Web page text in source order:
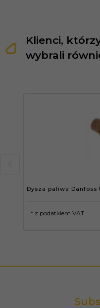
Klienci,
wybrali
Dysza paliwa Danfoss
* z podatkiem VAT